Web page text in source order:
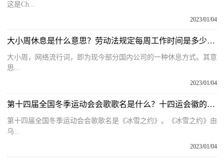
这是Ch...
2023/01/04
大小周休息是什么意思？劳动法规定每周工作时间是多少小时最新
大小周，网络流行词，即为现今部分国内公司的一种休息方式。其意
思...
2023/01/04
第十四届全国冬季运动会会歌歌名是什么？十四运会徽的含义是什么？
第十四届全国冬季运动会会歌歌名是《冰雪之约》。《冰雪之约》由
乌...
2023/01/04